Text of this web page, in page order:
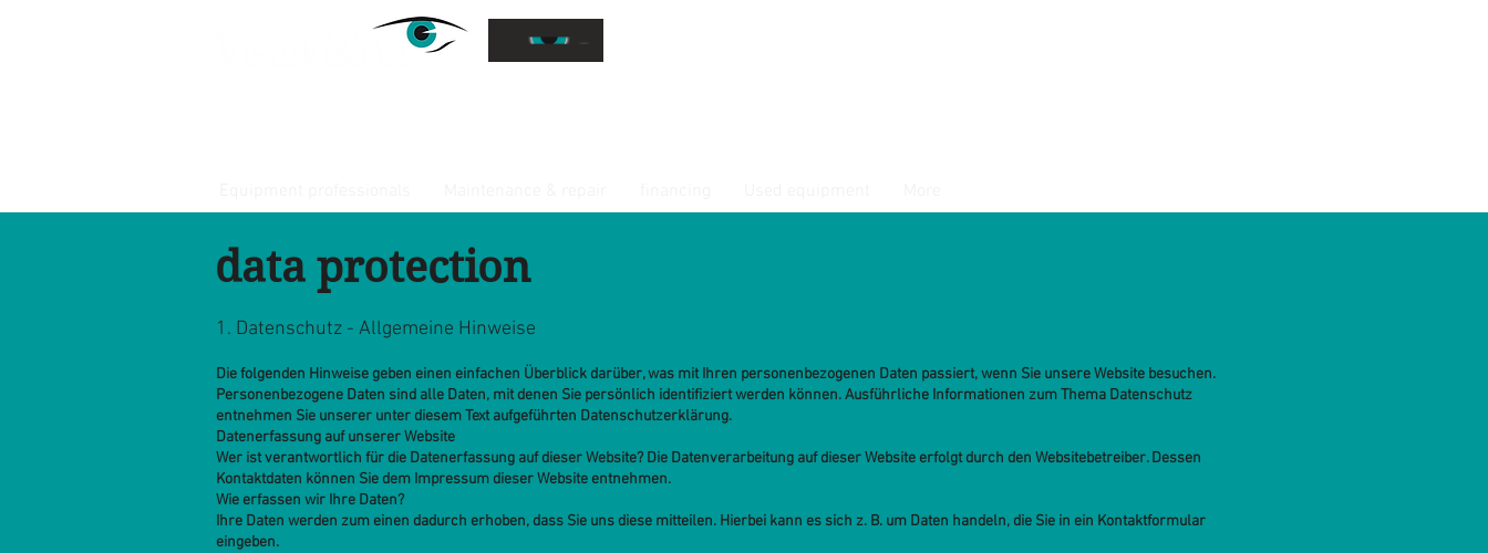
data protection
1. Datenschutz - Allgemeine Hinweise
Die folgenden Hinweise geben einen einfachen Überblick darüber, was mit Ihren personenbezogenen Daten passiert, wenn Sie unsere Website besuchen.
Personenbezogene Daten sind alle Daten, mit denen Sie persönlich identifiziert werden können. Ausführliche Informationen zum Thema Datenschutz
entnehmen Sie unserer unter diesem Text aufgeführten Datenschutzerklärung.
Datenerfassung auf unserer Website
Wer ist verantwortlich für die Datenerfassung auf dieser Website? Die Datenverarbeitung auf dieser Website erfolgt durch den Websitebetreiber. Dessen
Kontaktdaten können Sie dem Impressum dieser Website entnehmen.
Wie erfassen wir Ihre Daten?
Ihre Daten werden zum einen dadurch erhoben, dass Sie uns diese mitteilen. Hierbei kann es sich z. B. um Daten handeln, die Sie in ein Kontaktformular
eingeben.